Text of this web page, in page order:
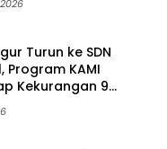
Turun ke SDN
Program KAMI
Kekurangan 9